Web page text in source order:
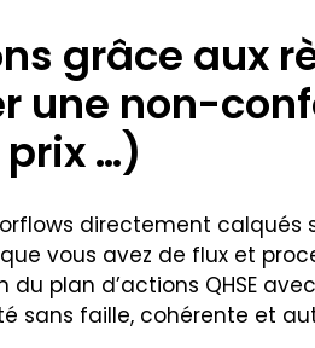
grâce aux
une non-
…)
directement
vous avez de flux et
plan d’actions QHSE
sans faille, cohérente et